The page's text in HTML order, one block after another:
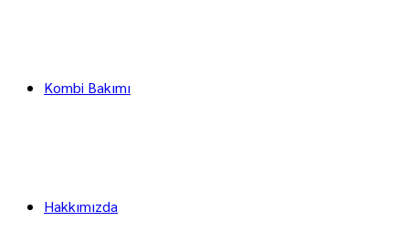
Kombi Bakımı
Hakkımızda